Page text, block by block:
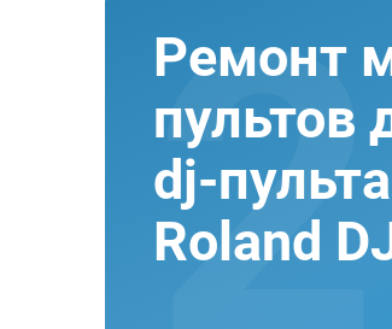
Ремонт
пультов
dj-пульта
Roland